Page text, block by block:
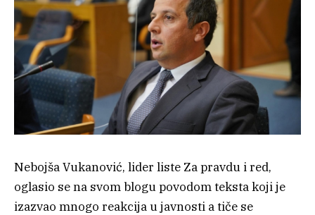
Nebojša Vukanović, lider liste Za pravdu i red,
oglasio se na svom blogu povodom teksta koji je
izazvao mnogo reakcija u javnosti a tiče se